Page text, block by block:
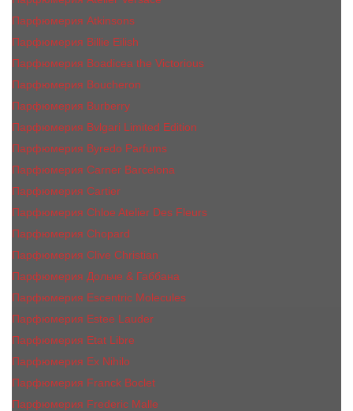
Парфюмерия Atkinsons
Парфюмерия Billie Eilish
Парфюмерия Boadicea the Victorious
Парфюмерия Boucheron
Парфюмерия Burberry
Парфюмерия Bvlgari Limited Edition
Парфюмерия Byredo Parfums
Парфюмерия Carner Barcelona
Парфюмерия Cartier
Парфюмерия Chloe Atelier Des Fleurs
Парфюмерия Сhopard
Парфюмерия Clive Christian
Парфюмерия Дольче & Габбана
Парфюмерия Escentric Molecules
Парфюмерия Estee Lаudеr
Парфюмерия Etat Libre
Парфюмерия Ex Nihilo
Парфюмерия Franck Boclet
Парфюмерия Frеderic Mаlle